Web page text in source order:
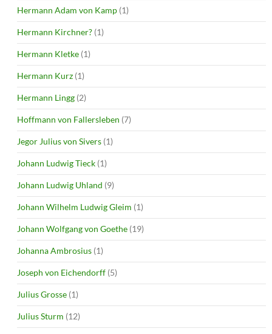
Hermann Adam von Kamp (1)
Hermann Kirchner? (1)
Hermann Kletke (1)
Hermann Kurz (1)
Hermann Lingg (2)
Hoffmann von Fallersleben (7)
Jegor Julius von Sivers (1)
Johann Ludwig Tieck (1)
Johann Ludwig Uhland (9)
Johann Wilhelm Ludwig Gleim (1)
Johann Wolfgang von Goethe (19)
Johanna Ambrosius (1)
Joseph von Eichendorff (5)
Julius Grosse (1)
Julius Sturm (12)